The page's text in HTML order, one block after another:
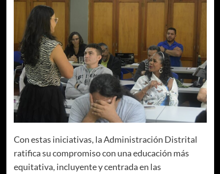
Con estas iniciativas, la Administración Distrital
ratifica su compromiso con una educación más
equitativa, incluyente y centrada en las